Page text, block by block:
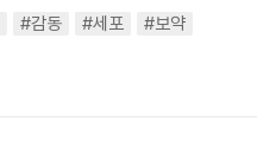
#감동 #세포
#보약